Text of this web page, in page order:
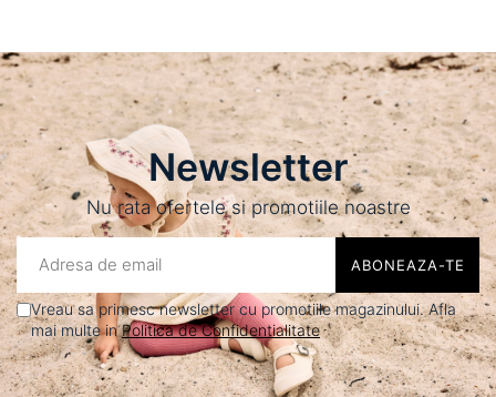
fiind insarcinata in luna 8.
acest model anul trecut. Imi
place ca nu este foarte
voluminos, nu o impiedica
pe cea mica sa se miste in
voie. Este ...
Newsletter
Nu rata ofertele si promotiile noastre
Vreau sa primesc newsletter cu promotiile magazinului. Afla
mai multe inPolitica de Confidentialitate